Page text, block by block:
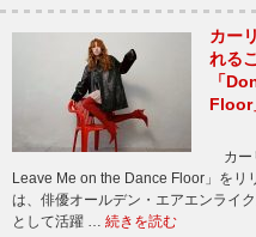
カー
れる
「
Floor
カー
Leave Me on the Dance Floor」を
は、俳優オールデン・エアエンライ
として活躍 … 続きを読む